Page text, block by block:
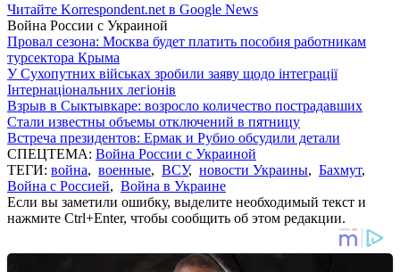
Читайте Korrespondent.net в Google News
Война России с Украиной
Провал сезона: Москва будет платить пособия работникам
турсектора Крыма
У Сухопутних військах зробили заяву щодо інтеграції
Інтернаціональних легіонів
Взрыв в Сыктывкаре: возросло количество пострадавших
Стали известны объемы отключений в пятницу
Встреча президентов: Ермак и Рубио обсудили детали
СПЕЦТЕМА: Война России с Украиной
ТЕГИ: война, военные, ВСУ, новости Украины, Бахмут,
Война с Россией, Война в Украине
Если вы заметили ошибку, выделите необходимый текст и
нажмите Ctrl+Enter, чтобы сообщить об этом редакции.